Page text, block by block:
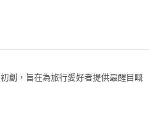
創，旨在為旅行愛好者提供最醒目嘅